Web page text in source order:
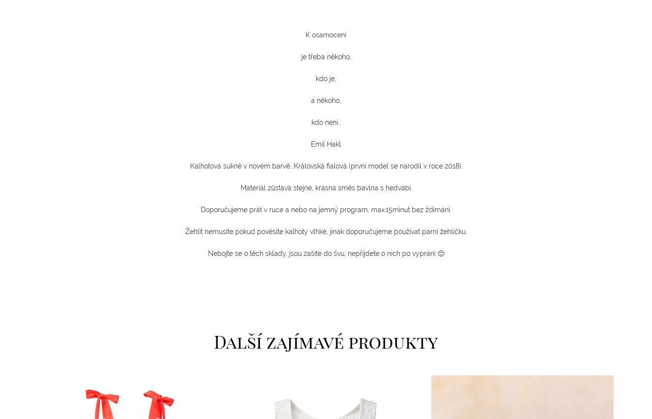
K osamocení
je třeba někoho,
kdo je,
a někoho,
kdo není…
Emil Hakl
Kalhotová sukně v novém barvě….Královská fialová (první model se narodil v roce 2018).
Materiál zůstavá stejné, krásná směs bavlna s hedvábí.
Doporučujeme prát v ruce a nebo na jemný program, max.15minut bez ždímání.
Žehlit nemusíte pokud pověsíte kalhoty vlhké, jinak doporučujeme používat parní žehličku.
Nebojte se o těch sklady, jsou zašité do švu, nepřijdete o nich po vyprání 🙂
Další zajímavé produkty